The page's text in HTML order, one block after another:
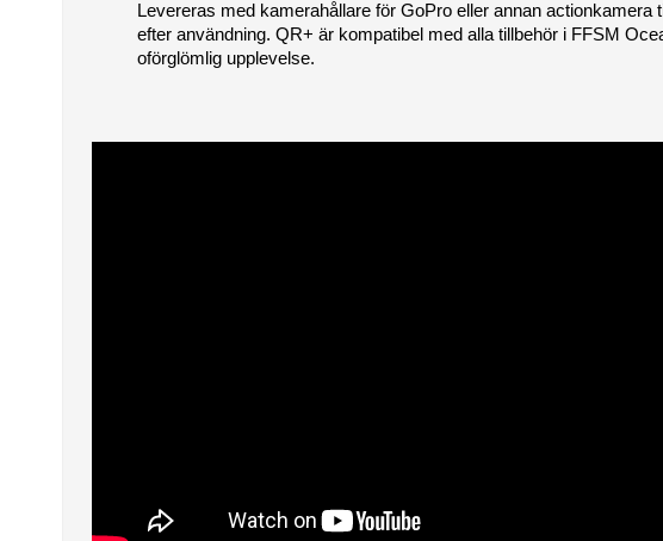
Levereras med kamerahållare för GoPro eller annan
efter användning. QR+ är kompatibel med alla tillbehör i FFSM
oförglömlig upplevelse.